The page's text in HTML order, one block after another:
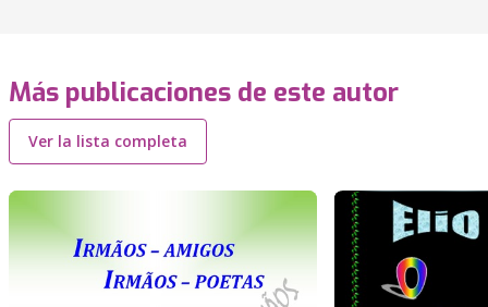
Más publicaciones de este autor
Ver la lista completa